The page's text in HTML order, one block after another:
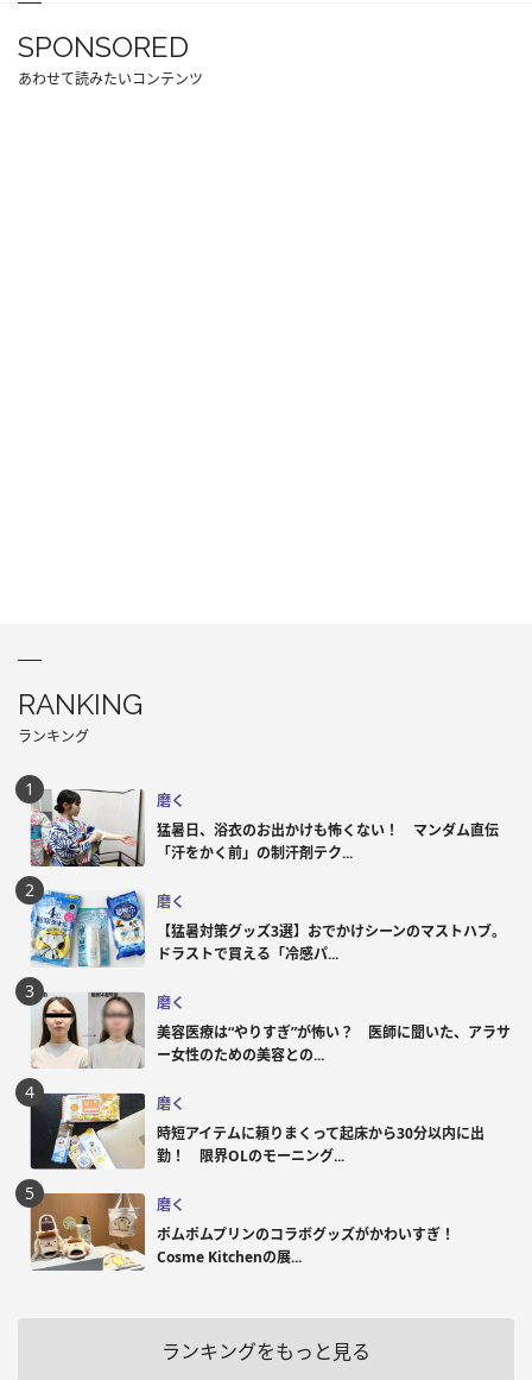
SPONSORED
あわせて読みたいコンテンツ
RANKING
ランキング
磨く
猛暑日、浴衣のお出かけも怖くない！ マンダム直伝
「汗をかく前」の制汗剤テク...
磨く
【猛暑対策グッズ3選】おでかけシーンのマストハブ。
ドラストで買える「冷感パ...
磨く
美容医療は“やりすぎ”が怖い？ 医師に聞いた、アラサ
ー女性のための美容との...
磨く
時短アイテムに頼りまくって起床から30分以内に出
勤！ 限界OLのモーニング...
磨く
ポムポムプリンのコラボグッズがかわいすぎ！
Cosme Kitchenの展...
ランキングをもっと見る